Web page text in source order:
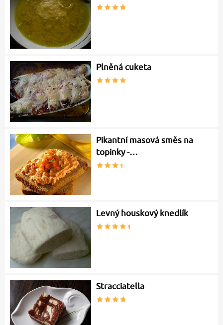
Plněná cuketa
Pikantní masová směs na
topinky -…
Levný houskový knedlík
Stracciatella